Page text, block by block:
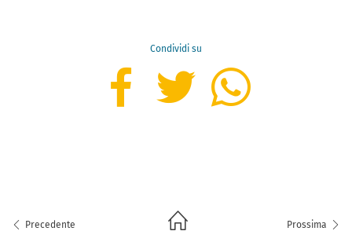
Condividi su
Precedente Prossima